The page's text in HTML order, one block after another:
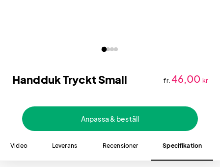
Handduk Tryckt Small fr. 46,00 kr
Anpassa & beställ
Video Leverans Recensioner Specifikation